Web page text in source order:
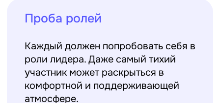
даёт навык самоорганизации. При
этом ребёнок ощущает, что он сам
делами.
Личный пример сверстников
В коллективе дети легко